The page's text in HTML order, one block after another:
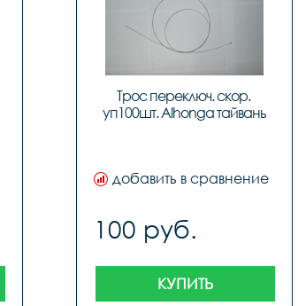
Трос переключ. скор.
уп100шт. Alhonga тайвань
добавить в сравнение
100 руб.
КУПИТЬ